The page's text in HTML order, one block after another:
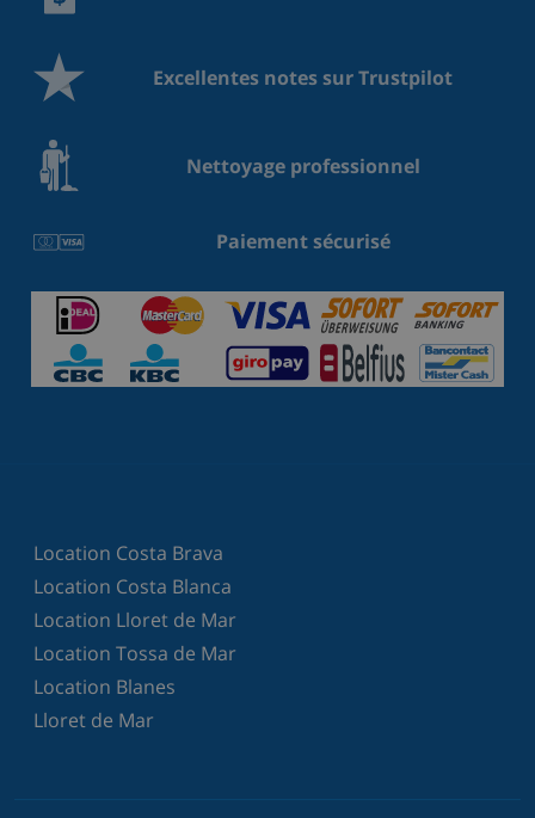
Excellentes notes sur Trustpilot
Nettoyage professionnel
Paiement sécurisé
Location Costa Brava
Location Costa Blanca
Location Lloret de Mar
Location Tossa de Mar
Location Blanes
Lloret de Mar